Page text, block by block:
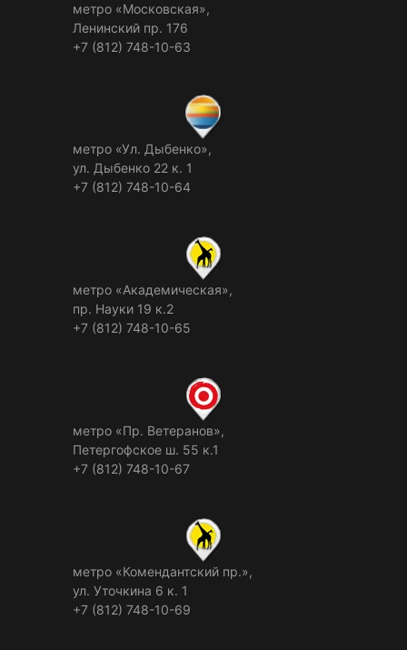
метро «Московская»,
Ленинский пр. 176
+7 (812) 748-10-63
метро «Ул. Дыбенко»,
ул. Дыбенко 22 к. 1
+7 (812) 748-10-64
метро «Академическая»,
пр. Науки 19 к.2
+7 (812) 748-10-65
метро «Пр. Ветеранов»,
Петергофское ш. 55 к.1
+7 (812) 748-10-67
метро «Комендантский пр.»,
ул. Уточкина 6 к. 1
+7 (812) 748-10-69